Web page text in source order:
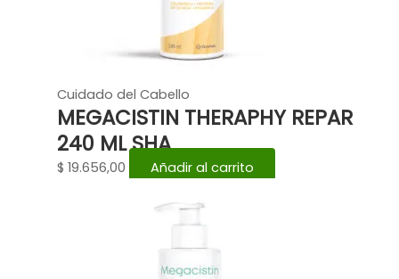
Cuidado del Cabello
MEGACISTIN THERAPHY REPAR
240 ML SHA
$ 19.656,00 Añadir al carrito